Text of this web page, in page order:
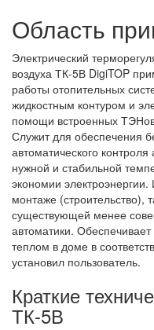
Область
Электрический
воздуха ТК-5В DigiTOP
работы отопительных
жидкостным контуром и
помощи встроенных
Служит для обеспечения
автоматического
нужной и стабильной
экономии
монтаже (строительство),
существующей менее
автоматики.
теплом в доме в
установил пользователь.
Краткие
ТК-5В